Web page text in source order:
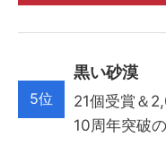
5位
黒い砂漠
21個受賞＆
10周年突破